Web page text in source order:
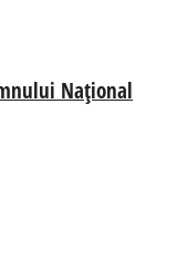
Național